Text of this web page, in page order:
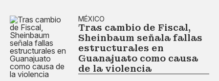
MÉXICO
Tras cambio de Fiscal,
Sheinbaum señala fallas
estructurales en
Guanajuato como causa
de la violencia